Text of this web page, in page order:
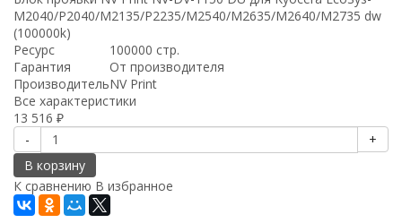
M2040/P2040/M2135/P2235/M2540/M2635/M2640/M2735 dw
(100000k)
Ресурс
100000 стр.
Гарантия
От производителя
ПроизводительNV Print
Все характеристики
13 516 ₽
-
+
В корзину
К сравнению В избранное